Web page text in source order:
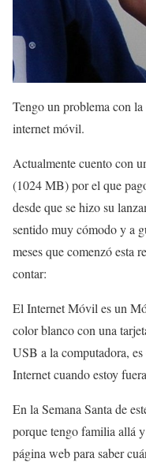
Tengo un problema con la
internet móvil.
Actualmente cuento con
(1024 MB) por el que
desde que se hizo su
sentido muy cómodo y a
meses que comenzó esta
contar:
El Internet Móvil es un
color blanco con una
USB a la computadora,
Internet cuando estoy
En la Semana Santa de
porque tengo familia allá
página web para saber